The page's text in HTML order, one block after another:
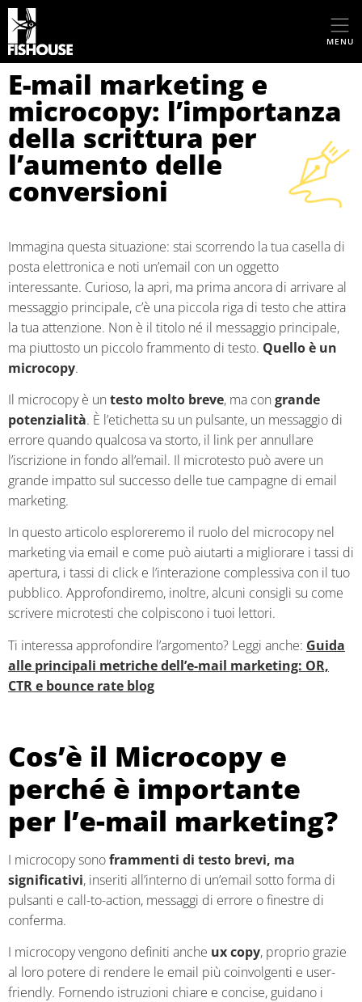
MENU
E-mail marketing e
microcopy: l’importanza
della scrittura per
l’aumento delle
conversioni
Immagina questa situazione: stai scorrendo la tua casella di
posta elettronica e noti un’email con un oggetto
interessante. Curioso, la apri, ma prima ancora di arrivare al
messaggio principale, c’è una piccola riga di testo che attira
la tua attenzione. Non è il titolo né il messaggio principale,
ma piuttosto un piccolo frammento di testo. Quello è un
microcopy.
Il microcopy è un testo molto breve, ma con grande
potenzialità. È l’etichetta su un pulsante, un messaggio di
errore quando qualcosa va storto, il link per annullare
l’iscrizione in fondo all’email. Il microtesto può avere un
grande impatto sul successo delle tue campagne di email
marketing.
In questo articolo esploreremo il ruolo del microcopy nel
marketing via email e come può aiutarti a migliorare i tassi di
apertura, i tassi di click e l’interazione complessiva con il tuo
pubblico. Approfondiremo, inoltre, alcuni consigli su come
scrivere microtesti che colpiscono i tuoi lettori.
Ti interessa approfondire l’argomento? Leggi anche: Guida
alle principali metriche dell’e-mail marketing: OR,
CTR e bounce rate blog
Cos’è il Microcopy e
perché è importante
per l’e-mail marketing?
I microcopy sonoframmenti di testo brevi, ma
significativi, inseriti all’interno di un’email sotto forma di
pulsanti e call-to-action, messaggi di errore o finestre di
conferma.
I microcopy vengono definiti anche ux copy, proprio grazie
al loro potere di rendere le email più coinvolgenti e user-
friendly. Fornendo istruzioni chiare e concise, guidano i